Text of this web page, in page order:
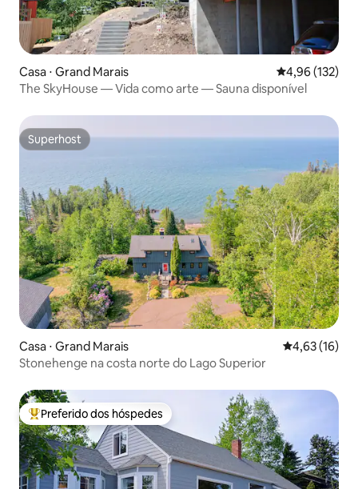
Casa ⋅ Grand Marais 4,96 de uma
4,96 (132)
The SkyHouse — Vida como arte — Sauna disponível
Superhost
Superhost
Casa ⋅ Grand Marais 4,63 de uma
4,63 (16)
Stonehenge na costa norte do Lago Superior
Entre os melhores preferidos dos hóspedes
Preferido dos hóspedes